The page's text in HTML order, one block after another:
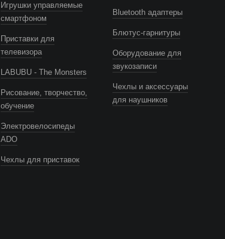
Игрушки управляемые
смартфоном
Приставки для
телевизора
LABUBU - The Monsters
Рисование, творчество,
обучение
Электровелосипеды
ADO
Чехлы для приставок
Bluetooth адаптеры
Блютус-гарнитуры
Оборудование для
звукозаписи
Чехлы и аксессуары
для наушников